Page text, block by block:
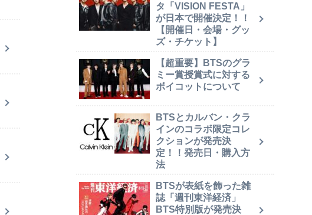
タ「VISION FESTA」
が日本で開催決定！！
【開催日・会場・グッ
ズ・チケット】
【超重要】BTSのグラ
ミー賞授賞式に対する
ボイコットについて
BTSとカルバン・クラ
インのコラボ限定コレ
クションが発売決
定！！発売日・購入方
法
BTSが表紙を飾った雑
誌「週刊東洋経済」
BTS特別版が発売決